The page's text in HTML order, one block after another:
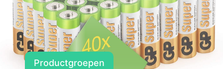
Productgroepen